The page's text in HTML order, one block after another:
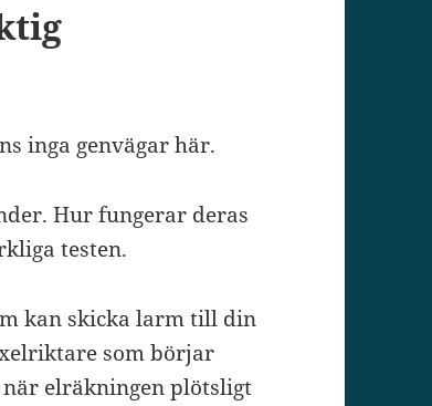
inga genvägar här.
Hur fungerar deras
testen.
kan skicka larm till din
som börjar
elräkningen plötsligt